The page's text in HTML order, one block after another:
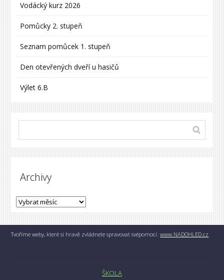
Vodácký kurz 2026
Pomůcky 2. stupeň
Seznam pomůcek 1. stupeň
Den otevřených dveří u hasičů
Výlet 6.B
Archivy
Tvoříme weby, které si hravě zvládnete spravovat svépomocí.www.NADOHLED.cz
ŠKOLA